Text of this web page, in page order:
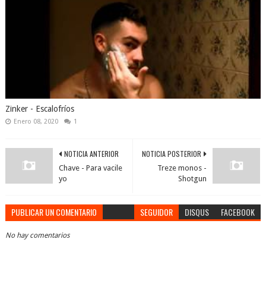
Zinker - Escalofríos
Enero 08, 2020 1
NOTICIA POSTERIOR
Treze monos -
Shotgun
NOTICIA ANTERIOR
Chave - Para vacile
yo
PUBLICAR UN COMENTARIO SEGUIDOR DISQUS FACEBOOK
No hay comentarios